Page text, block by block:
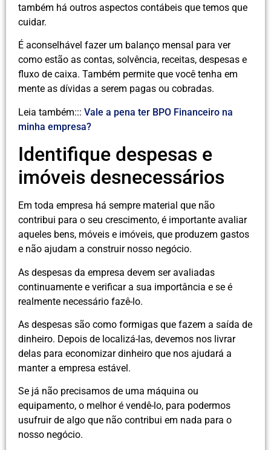
também há outros aspectos contábeis que temos que
cuidar.
É aconselhável fazer um balanço mensal para ver
como estão as contas, solvência, receitas, despesas e
fluxo de caixa. Também permite que você tenha em
mente as dívidas a serem pagas ou cobradas.
Leia também::: Vale a pena ter BPO Financeiro na
minha empresa?
Identifique despesas e
imóveis desnecessários
Em toda empresa há sempre material que não
contribui para o seu crescimento, é importante avaliar
aqueles bens, móveis e imóveis, que produzem gastos
e não ajudam a construir nosso negócio.
As despesas da empresa devem ser avaliadas
continuamente e verificar a sua importância e se é
realmente necessário fazê-lo.
As despesas são como formigas que fazem a saída de
dinheiro. Depois de localizá-las, devemos nos livrar
delas para economizar dinheiro que nos ajudará a
manter a empresa estável.
Se já não precisamos de uma máquina ou
equipamento, o melhor é vendê-lo, para podermos
usufruir de algo que não contribui em nada para o
nosso negócio.